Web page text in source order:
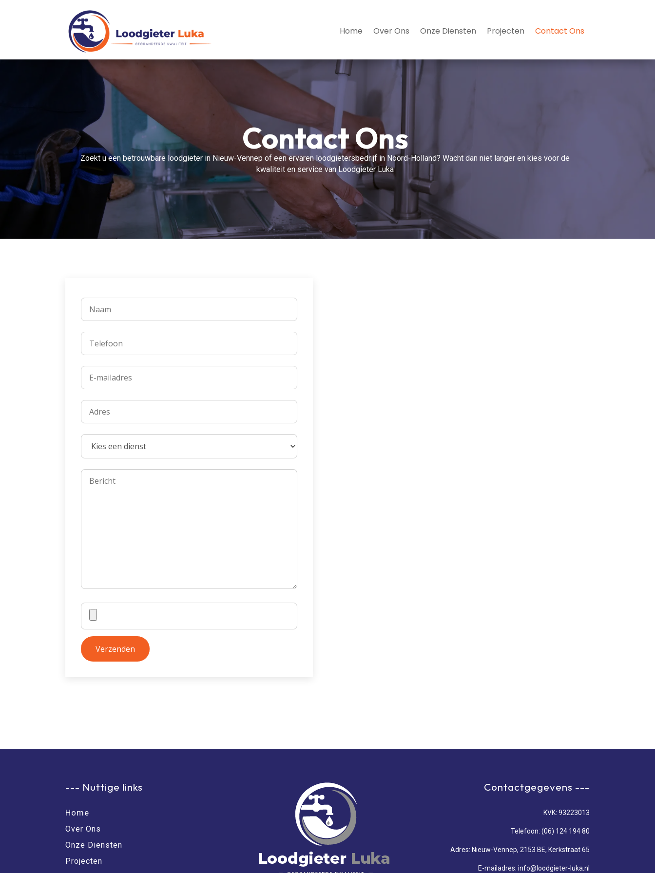
Home Over Ons Onze Diensten Projecten Contact Ons
Contact Ons
Zoekt u een betrouwbare loodgieter in Nieuw-Vennep of een ervaren loodgietersbedrijf in Noord-Holland? Wacht dan niet langer en kies voor de
kwaliteit en service van Loodgieter Luka
--- Nuttige links
Home
Over Ons
Onze Diensten
Projecten
Contactgegevens ---
KVK: 93223013
Telefoon: (06) 124 194 80
Adres: Nieuw-Vennep, 2153 BE, Kerkstraat 65
E-mailadres: info@loodgieter-luka.nl